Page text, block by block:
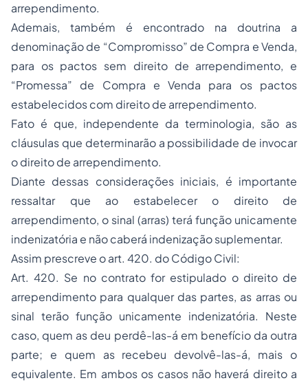
arrependimento.
Ademais, também é encontrado na doutrina a
denominação de “Compromisso” de Compra e Venda,
para os pactos sem direito de arrependimento, e
“Promessa” de Compra e Venda para os pactos
estabelecidos com direito de arrependimento.
Fato é que, independente da terminologia, são as
cláusulas que determinarão a possibilidade de invocar
o direito de arrependimento.
Diante dessas considerações iniciais, é importante
ressaltar que ao estabelecer o direito de
arrependimento, o sinal (arras) terá função unicamente
indenizatória e não caberá indenização suplementar.
Assim prescreve o art. 420. do Código Civil:
Art. 420. Se no contrato for estipulado o direito de
arrependimento para qualquer das partes, as arras ou
sinal terão função unicamente indenizatória. Neste
caso, quem as deu perdê-las-á em benefício da outra
parte; e quem as recebeu devolvê-las-á, mais o
equivalente. Em ambos os casos não haverá direito a